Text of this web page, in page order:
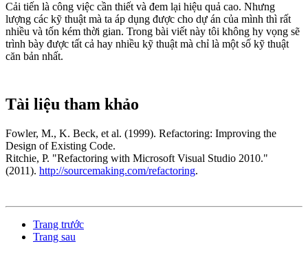
Cải tiến là công việc cần thiết và đem lại hiệu quả cao. Nhưng
lượng các kỹ thuật mà ta áp dụng được cho dự án của mình thì rất
nhiều và tốn kém thời gian. Trong bài viết này tôi không hy vọng sẽ
trình bày được tất cả hay nhiều kỹ thuật mà chỉ là một số kỹ thuật
căn bản nhất.
Tài liệu tham khảo
Fowler, M., K. Beck, et al. (1999). Refactoring: Improving the
Design of Existing Code.
Ritchie, P. "Refactoring with Microsoft Visual Studio 2010."
(2011). http://sourcemaking.com/refactoring.
Trang trước
Trang sau